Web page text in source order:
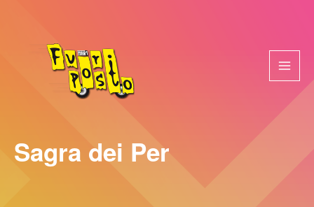
contenuto
Sagra dei Per